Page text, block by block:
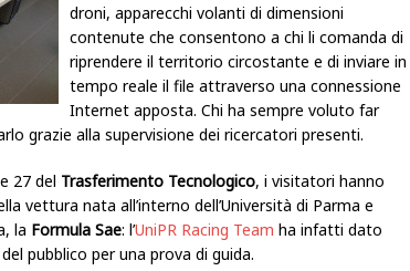
droni, apparecchi volanti di dimensioni
contenute che consentono a chi li comanda di
riprendere il territorio circostante e di inviare in
tempo reale il file attraverso una connessione
Internet apposta. Chi ha sempre voluto far
grazie alla supervisione dei ricercatori presenti.
27 del Trasferimento Tecnologico, i visitatori hanno
vettura nata all’interno dell’Università di Parma e
la Formula Sae: l’UniPR Racing Team ha infatti dato
pubblico per una prova di guida.